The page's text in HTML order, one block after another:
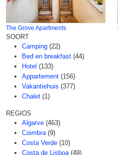
The Grove Apartments
SOORT
Camping (22)
Bed en breakfast (44)
Hotel (133)
Appartement (156)
Vakantiehuis (377)
Chalet (1)
REGIOS
Algarve (463)
Coimbra (9)
Costa Verde (10)
Costa de Lisboa (49)